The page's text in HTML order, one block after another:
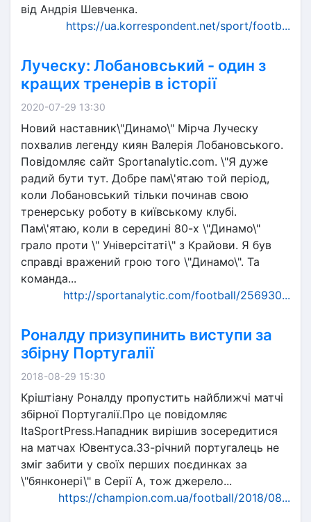
від Андрія Шевченка.
https://ua.korrespondent.net/sport/footb...
Луческу: Лобановський - один з
кращих тренерів в історії
2020-07-29 13:30
Новий наставник\"Динамо\" Мірча Луческу
похвалив легенду киян Валерія Лобановського.
Повідомляє сайт Sportanalytic.com. \"Я дуже
радий бути тут. Добре пам\'ятаю той період,
коли Лобановський тільки починав свою
тренерську роботу в київському клубі.
Пам\'ятаю, коли в середині 80-х \"Динамо\"
грало проти \" Універсітаті\" з Крайови. Я був
справді вражений грою того \"Динамо\". Та
команда...
http://sportanalytic.com/football/256930...
Роналду призупинить виступи за
збірну Португалії
2018-08-29 15:30
Кріштіану Роналду пропустить найближчі матчі
збірної Португалії.Про це повідомляє
ItaSportPress.Нападник вирішив зосередитися
на матчах Ювентуса.33-річний португалець не
зміг забити у своїх перших поєдинках за
\"бянконері\" в Серії А, тож джерело...
https://champion.com.ua/football/2018/08...